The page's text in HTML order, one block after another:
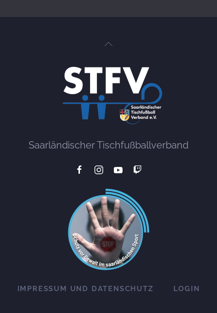
Saarländischer Tischfußballverband
IMPRESSUM UND DATENSCHUTZ LOGIN